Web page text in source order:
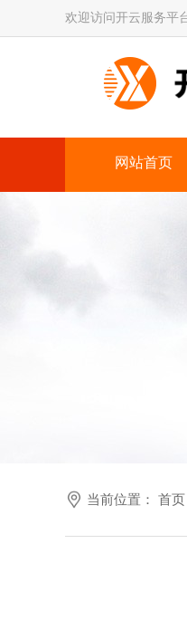
开
官
欢迎访问开云服务平
网站首页
当前位置： 首页